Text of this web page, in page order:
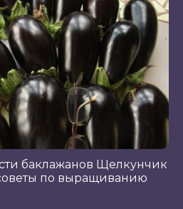
баклажанов Щелкунчик
по выращиванию